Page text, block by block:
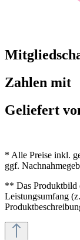
Zahlen mit
Geliefert
* Alle Preise inkl.
ggf.
** Das Produktbild
Leistungsumfang